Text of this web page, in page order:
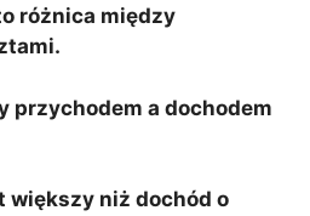
różnica między
przychodem a dochodem
większy niż dochód o